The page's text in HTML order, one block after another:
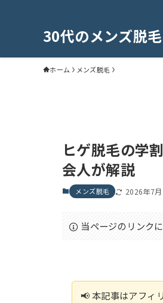
30代のメンズ脱
ホーム メンズ脱毛
ヒゲ脱毛の学
会人が解説
メンズ脱毛 2026年7
当ページのリンク
📢 本記事はアフィ